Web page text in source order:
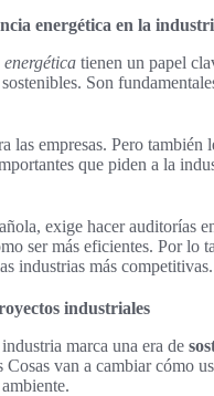
energética en la
tienen un papel
Son
las empresas. Pero
que piden a la
exige hacer auditorías
ser más eficientes. Por lo
industrias más competitivas.
industriales
marca una era de
van a cambiar cómo